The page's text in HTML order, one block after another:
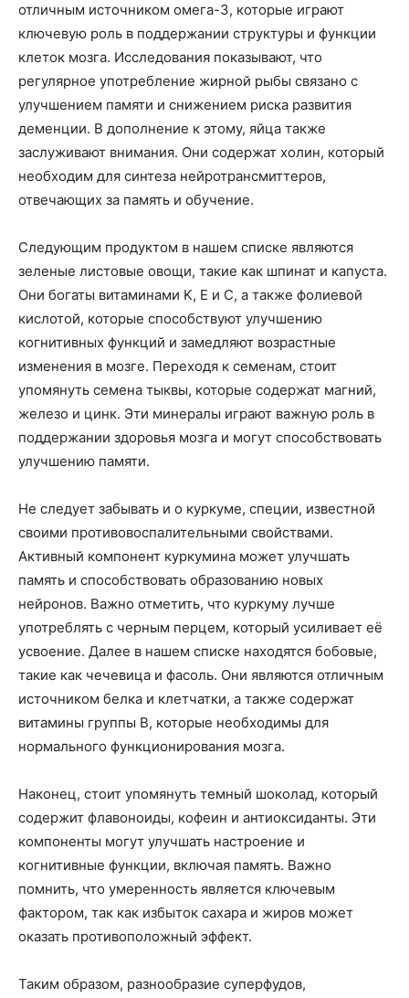
отличным источником омега-3, которые играют
ключевую роль в поддержании структуры и функции
клеток мозга. Исследования показывают, что
регулярное употребление жирной рыбы связано с
улучшением памяти и снижением риска развития
деменции. В дополнение к этому, яйца также
заслуживают внимания. Они содержат холин, который
необходим для синтеза нейротрансмиттеров,
отвечающих за память и обучение.
Следующим продуктом в нашем списке являются
зеленые листовые овощи, такие как шпинат и капуста.
Они богаты витаминами K, E и C, а также фолиевой
кислотой, которые способствуют улучшению
когнитивных функций и замедляют возрастные
изменения в мозге. Переходя к семенам, стоит
упомянуть семена тыквы, которые содержат магний,
железо и цинк. Эти минералы играют важную роль в
поддержании здоровья мозга и могут способствовать
улучшению памяти.
Не следует забывать и о куркуме, специи, известной
своими противовоспалительными свойствами.
Активный компонент куркумина может улучшать
память и способствовать образованию новых
нейронов. Важно отметить, что куркуму лучше
употреблять с черным перцем, который усиливает её
усвоение. Далее в нашем списке находятся бобовые,
такие как чечевица и фасоль. Они являются отличным
источником белка и клетчатки, а также содержат
витамины группы B, которые необходимы для
нормального функционирования мозга.
Наконец, стоит упомянуть темный шоколад, который
содержит флавоноиды, кофеин и антиоксиданты. Эти
компоненты могут улучшать настроение и
когнитивные функции, включая память. Важно
помнить, что умеренность является ключевым
фактором, так как избыток сахара и жиров может
оказать противоположный эффект.
Таким образом, разнообразие суперфудов,